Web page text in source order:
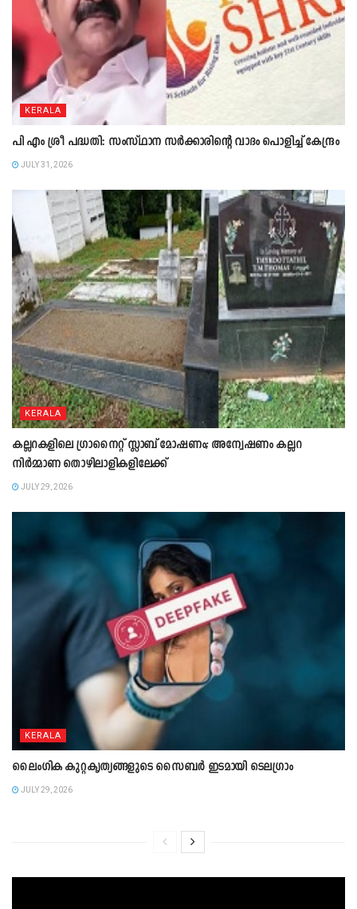
KERALA
പി എം ശ്രീ പദ്ധതി: സംസ്ഥാന സർക്കാരിന്റെ വാദം പൊളിച്ച് കേന്ദ്രം
JULY 31, 2026
KERALA
കല്ലറകളിലെ ഗ്രാനൈറ്റ് സ്ലാബ് മോഷണം; അന്വേഷണം കല്ലറ
നിർമ്മാണ തൊഴിലാളികളിലേക്ക്
JULY 29, 2026
KERALA
ലൈംഗിക കുറ്റകൃത്യങ്ങളുടെ സൈബർ ഇടമായി ടെലഗ്രാം
JULY 29, 2026